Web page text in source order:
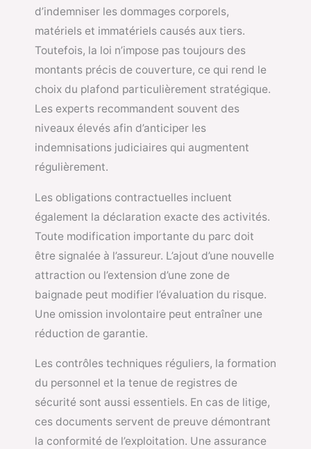
d’indemniser les dommages corporels,
matériels et immatériels causés aux tiers.
Toutefois, la loi n’impose pas toujours des
montants précis de couverture, ce qui rend le
choix du plafond particulièrement stratégique.
Les experts recommandent souvent des
niveaux élevés afin d’anticiper les
indemnisations judiciaires qui augmentent
régulièrement.
Les obligations contractuelles incluent
également la déclaration exacte des activités.
Toute modification importante du parc doit
être signalée à l’assureur. L’ajout d’une nouvelle
attraction ou l’extension d’une zone de
baignade peut modifier l’évaluation du risque.
Une omission involontaire peut entraîner une
réduction de garantie.
Les contrôles techniques réguliers, la formation
du personnel et la tenue de registres de
sécurité sont aussi essentiels. En cas de litige,
ces documents servent de preuve démontrant
la conformité de l’exploitation. Une assurance